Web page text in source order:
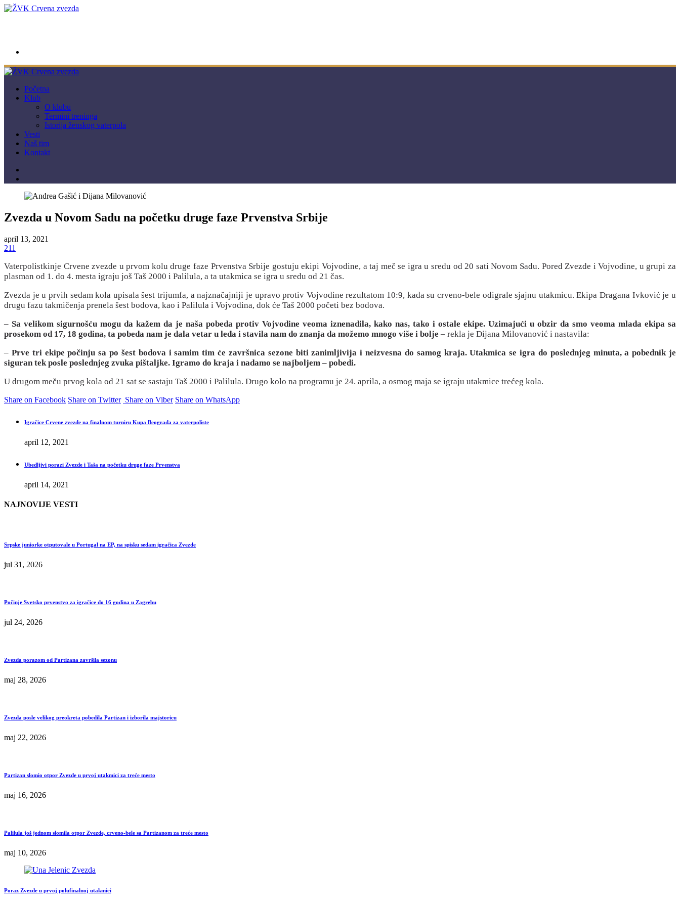
Početna
Klub
O klubu
Termini treninga
Istorija ženskog vaterpola
Vesti
Naš tim
Kontakt
Zvezda u Novom Sadu na početku druge faze Prvenstva Srbije
april 13, 2021
211
Vaterpolistkinje Crvene zvezde u prvom kolu druge faze Prvenstva Srbije gostuju ekipi Vojvodine, a taj meč se igra u sredu od 20 sati Novom Sadu. Pored Zvezde i Vojvodine, u grupi za
plasman od 1. do 4. mesta igraju još Taš 2000 i Palilula, a ta utakmica se igra u sredu od 21 čas.
Zvezda je u prvih sedam kola upisala šest trijumfa, a najznačajniji je upravo protiv Vojvodine rezultatom 10:9, kada su crveno-bele odigrale sjajnu utakmicu. Ekipa Dragana Ivković je u
drugu fazu takmičenja prenela šest bodova, kao i Palilula i Vojvodina, dok će Taš 2000 početi bez bodova.
– Sa velikom sigurnošću mogu da kažem da je naša pobeda protiv Vojvodine veoma iznenadila, kako nas, tako i ostale ekipe. Uzimajući u obzir da smo veoma mlada ekipa sa
prosekom od 17, 18 godina, ta pobeda nam je dala vetar u leđa i stavila nam do znanja da možemo mnogo više i bolje – rekla je Dijana Milovanović i nastavila:
– Prve tri ekipe počinju sa po šest bodova i samim tim će završnica sezone biti zanimljivija i neizvesna do samog kraja. Utakmica se igra do poslednjeg minuta, a pobednik je
siguran tek posle poslednjeg zvuka pištaljke. Igramo do kraja i nadamo se najboljem – pobedi.
U drugom meču prvog kola od 21 sat se sastaju Taš 2000 i Palilula. Drugo kolo na programu je 24. aprila, a osmog maja se igraju utakmice trećeg kola.
Share on Facebook Share on Twitter Share on Viber Share on WhatsApp
Igračice Crvene zvezde na finalnom turniru Kupa Beograda za vaterpoliste
april 12, 2021
Ubedljivi porazi Zvezde i Taša na početku druge faze Prvenstva
april 14, 2021
NAJNOVIJE VESTI
Srpske juniorke otputovale u Portugal na EP, na spisku sedam igračica Zvezde
jul 31, 2026
Počinje Svetsko prvenstvo za igračice do 16 godina u Zagrebu
jul 24, 2026
Zvezda porazom od Partizana završila sezonu
maj 28, 2026
Zvezda posle velikog preokreta pobedila Partizan i izborila majstoricu
maj 22, 2026
Partizan slomio otpor Zvezde u prvoj utakmici za treće mesto
maj 16, 2026
Palilula još jednom slomila otpor Zvezde, crveno-bele sa Partizanom za treće mesto
maj 10, 2026
Poraz Zvezde u prvoj polufinalnoj utakmici